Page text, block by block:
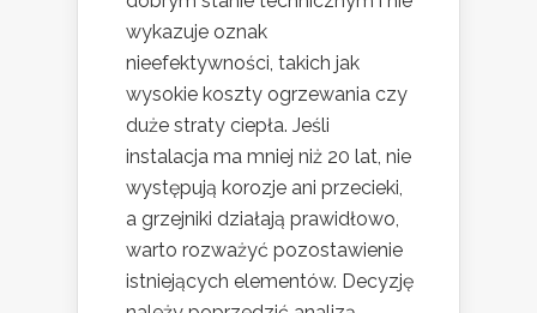
wykazuje oznak
nieefektywności, takich jak
wysokie koszty ogrzewania czy
duże straty ciepła. Jeśli
instalacja ma mniej niż 20 lat, nie
występują korozje ani przecieki,
a grzejniki działają prawidłowo,
warto rozważyć pozostawienie
istniejących elementów. Decyzję